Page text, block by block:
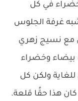
خضراء في كل
غرفة الجلوس
مع نسيج زهري
بيضاء وخضراء
ولكن كل
هذا حقًا قلعة.